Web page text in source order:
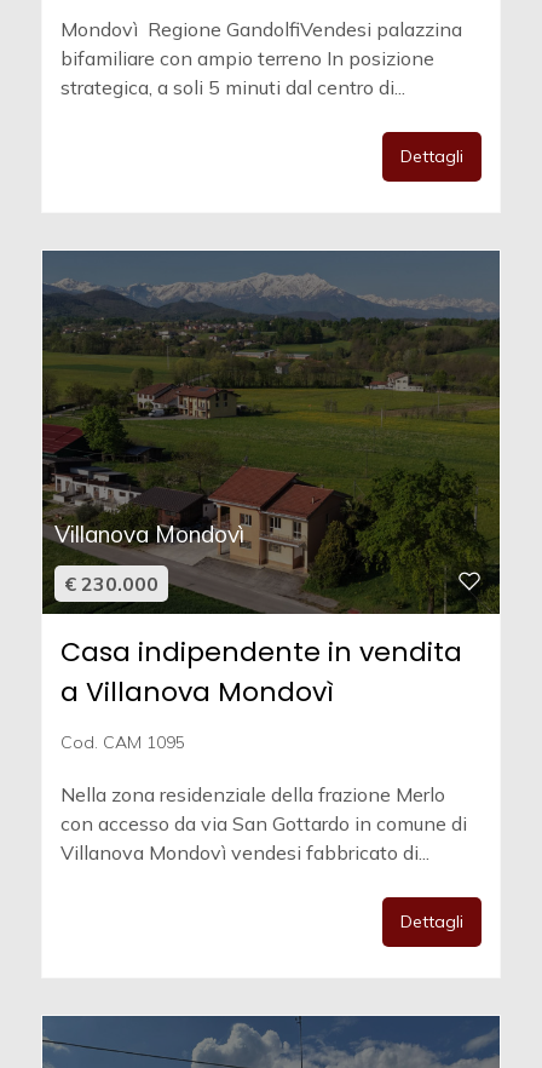
Mondovì  Regione GandolfiVendesi palazzina
bifamiliare con ampio terreno In posizione
strategica, a soli 5 minuti dal centro di...
Dettagli
Villanova Mondovì
€ 230.000
Casa indipendente in vendita
a Villanova Mondovì
Cod. CAM 1095
Nella zona residenziale della frazione Merlo
con accesso da via San Gottardo in comune di
Villanova Mondovì vendesi fabbricato di...
Dettagli